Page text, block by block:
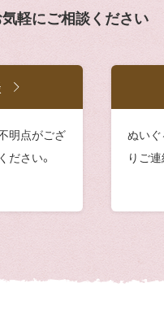
軽にご相談ください
明点がござ
さい。
ぬい
りご連